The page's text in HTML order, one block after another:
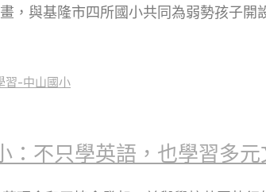
與基隆市四所國小共同為弱勢孩子開
：不只學英語，也學習多元